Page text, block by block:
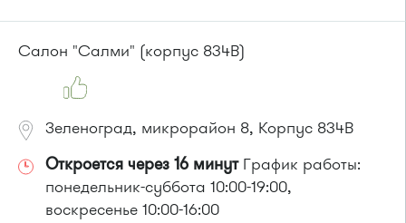
Салон "Салми" (корпус 834В)
Зеленоград, микрорайон 8, Корпус 834В
Откроется через 16 минутГрафик работы:
понедельник-суббота 10:00-19:00,
воскресенье 10:00-16:00